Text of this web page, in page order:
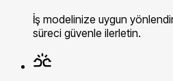
İş modelinize uygun
süreci güvenle ilerletin.